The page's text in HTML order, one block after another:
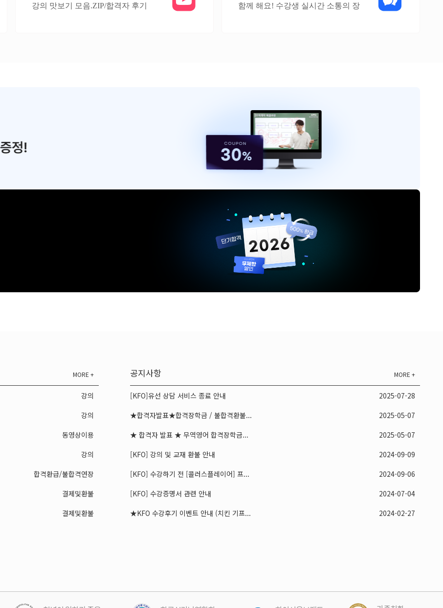
강의 맛보기 모음.ZIP/합격자 후기 함께 해요! 수강생 실시간 소통의 장
MORE +
강의
강의
동영상이용
강의
합격환급/불합격연장
결제및환불
결제및환불
공지사항 MORE +
[KFO]유선 상담 서비스 종료 안내
2025-07-28
★합격자발표★합격장학금 / 불합격환불...
2025-05-07
★ 합격자 발표 ★ 무역영어 합격장학금...
2025-05-07
[KFO] 강의 및 교재 환불 안내
2024-09-09
[KFO] 수강하기 전 [콜러스플레이어] 프...
2024-09-06
[KFO] 수강증명서 관련 안내
2024-07-04
★KFO 수강후기 이벤트 안내 (치킨 기프...
2024-02-27